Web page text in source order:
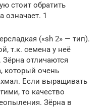
стоит обратить
означает. 1
(«sh 2» — тип).
т.к. семена у неё
отличаются
который очень
Если выращивать
то качество
Зёрна в